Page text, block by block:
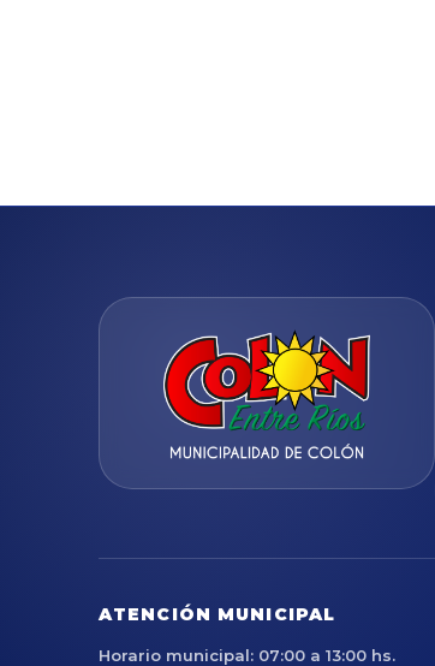
ATENCIÓN MUNICIPAL
Horario municipal: 07:00 a 13:00 hs.